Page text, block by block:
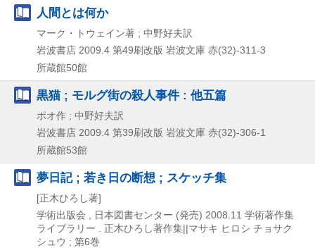
人間とは何か
マーク・トウェイン著 ; 中野好夫訳
岩波書店 2009.4 第49刷改版 岩波文庫 赤(32)-311-3
所蔵館50館
黒猫 ; モルグ街の殺人事件 : 他五篇
ポオ作 ; 中野好夫訳
岩波書店 2009.4 第39刷改版 岩波文庫 赤(32)-306-1
所蔵館53館
夢日記 ; 若き日の断想 ; スケッチ集
[正木ひろし著]
学術出版会 , 日本図書センター (発売) 2008.11 学術著作集
ライブラリー . 正木ひろし著作集||マサキ ヒロシ チョサク
シュウ ; 第6巻